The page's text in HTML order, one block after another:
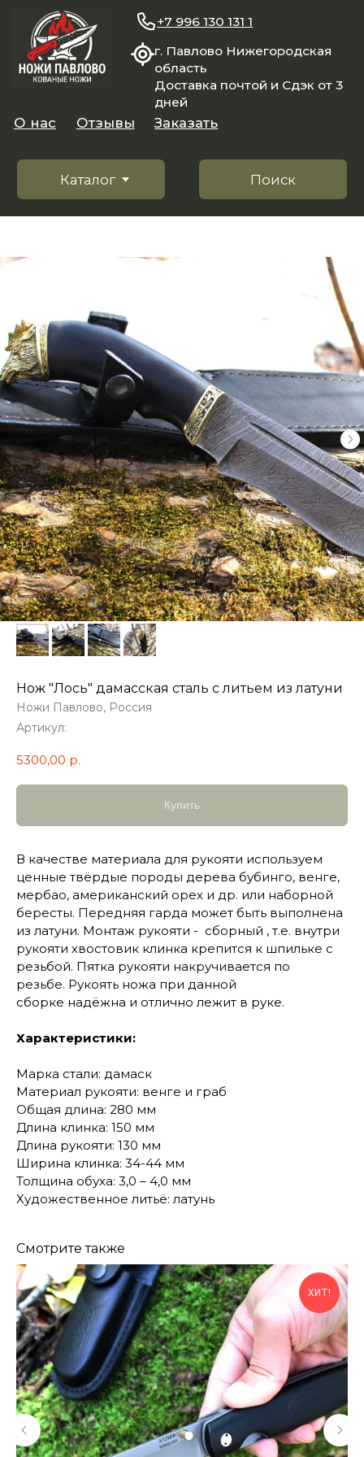
область
Доставка почтой и Сдэк от 3
Поиск
Каталог
Заказать
+7 996 130 131 1
Нож "Лось" дамасская сталь с литьем из латуни
Ножи Павлово, Россия
Артикул:
5300,00 р.
Купить
В качестве материала для рукояти используем
ценные твёрдые породы дерева бубинго, венге,
мербао, американский орех и др. или наборной
бересты. Передняя гарда может быть выполнена
из латуни. Монтаж рукояти - сборный , т.е. внутри
рукояти хвостовик клинка крепится к шпильке с
резьбой. Пятка рукояти накручивается по
резьбе. Рукоять ножа при данной
сборке надёжна и отлично лежит в руке.
Характеристики:
Марка стали: дамаск
Материал рукояти: венге и граб
Общая длина: 280 мм
Длина клинка: 150 мм
Длина рукояти: 130 мм
Ширина клинка: 34-44 мм
Толщина обуха: 3,0 – 4,0 мм
Художественное литьё: латунь
Смотрите также
ХИТ!
КОНТАКТЫ
Консультации по телефону и онлайн.
Будем рады продемонстрировать вам
нашу продукцию. Позвоните нам или
оставьте запрос на звонок менеджера
для консультации